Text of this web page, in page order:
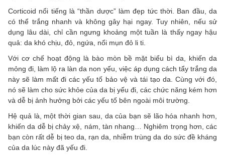
Corticoid nổi tiếng là “thần dược” làm đẹp tức thời. Ban đầu, da
có thể trắng nhanh và không gây hại ngay. Tuy nhiên, nếu sử
dụng lâu dài, chỉ cần ngưng khoảng một tuần là thấy ngay hậu
quả: da khó chịu, đỏ, ngứa, nổi mụn đỏ li ti.
Với cơ chế hoạt động là bào mòn bề mặt biểu bì da, khiến da
mỏng đi, làm lộ ra làn da non yếu, việc áp dụng cách tẩy trắng da
này sẽ làm mất đi các yếu tố bảo vệ và tái tạo da. Cùng với đó,
nó sẽ làm cho sức khỏe của da bị yếu đi, các chức năng kém hơn
và dễ bị ảnh hưởng bởi các yếu tố bên ngoài môi trường.
Hệ quả là, một thời gian sau, da của bạn sẽ lão hóa nhanh hơn,
khiến da dễ bị chảy xệ, nám, tàn nhang… Nghiêm trọng hơn, các
bạn còn rất dễ bị teo da, rạn da, nhiễm trùng da do sức đề kháng
của da lúc này đã yếu đi.